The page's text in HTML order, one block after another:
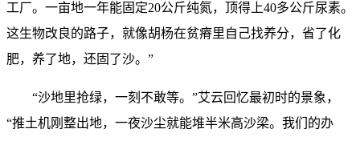
工厂。一亩地一年能固定20公斤纯氮，顶得上40多公斤尿素。
这生物改良的路子，就像胡杨在贫瘠里自己找养分，省了化
肥，养了地，还固了沙。”
“沙地里抢绿，一刻不敢等。”艾云回忆最初时的景象，
“推土机刚整出地，一夜沙尘就能堆半米高沙梁。我们的办